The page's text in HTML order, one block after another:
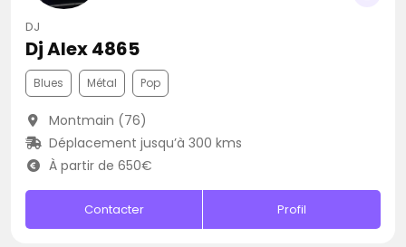
DJ
Dj Alex 4865
Blues Métal Pop
Montmain (76)
Déplacement jusqu’à 300 kms
À partir de 650€
Contacter Profil